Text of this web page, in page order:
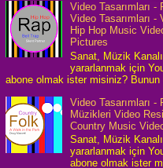
Video Tasarımları
Video Tasarımları
Hip Hop Music
Pictures
Sanat, Müzik
yararlanmak için
abone olmak ister misiniz? Bunun
Video Tasarımları
Müzikleri Video
Country Music
Sanat, Müzik
yararlanmak için
abone olmak ister